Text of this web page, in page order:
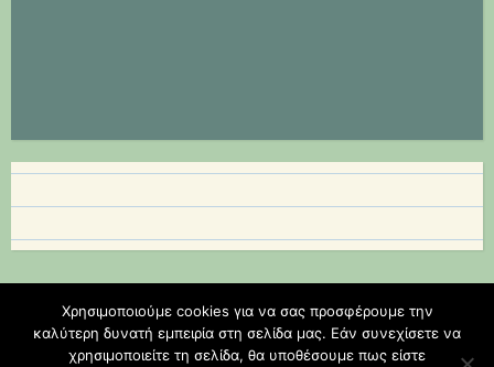
Φιλοξενείται στο https://blogs.sch.gr |
Θέμα: Scratchpad από
Automattic.
Χρησιμοποιούμε cookies για να σας προσφέρουμε την
καλύτερη δυνατή εμπειρία στη σελίδα μας. Εάν συνεχίσετε να
χρησιμοποιείτε τη σελίδα, θα υποθέσουμε πως είστε